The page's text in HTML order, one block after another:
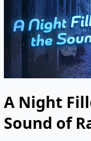
A Night
Sound of